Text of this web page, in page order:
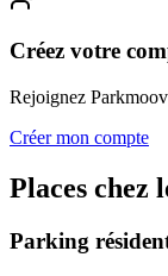
Créez votre
Rejoignez
Créer mon compte
Places chez
Parking